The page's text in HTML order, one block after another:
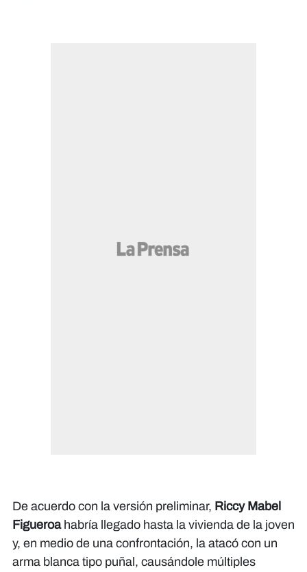
De acuerdo con la versión preliminar, Riccy Mabel
Figueroa habría llegado hasta la vivienda de la joven
y, en medio de una confrontación, la atacó con un
arma blanca tipo puñal, causándole múltiples